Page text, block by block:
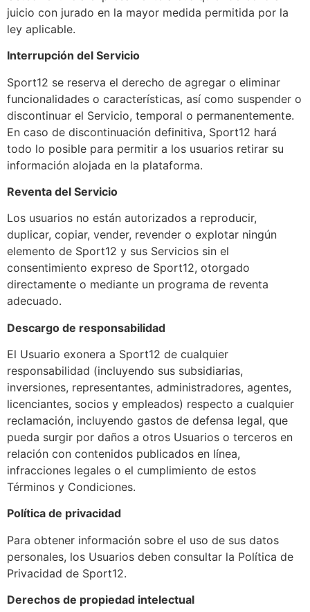
juicio con jurado en la mayor medida permitida por la
ley aplicable.
Interrupción del Servicio
Sport12 se reserva el derecho de agregar o eliminar
funcionalidades o características, así como suspender o
discontinuar el Servicio, temporal o permanentemente.
En caso de discontinuación definitiva, Sport12 hará
todo lo posible para permitir a los usuarios retirar su
información alojada en la plataforma.
Reventa del Servicio
Los usuarios no están autorizados a reproducir,
duplicar, copiar, vender, revender o explotar ningún
elemento de Sport12 y sus Servicios sin el
consentimiento expreso de Sport12, otorgado
directamente o mediante un programa de reventa
adecuado.
Descargo de responsabilidad
El Usuario exonera a Sport12 de cualquier
responsabilidad (incluyendo sus subsidiarias,
inversiones, representantes, administradores, agentes,
licenciantes, socios y empleados) respecto a cualquier
reclamación, incluyendo gastos de defensa legal, que
pueda surgir por daños a otros Usuarios o terceros en
relación con contenidos publicados en línea,
infracciones legales o el cumplimiento de estos
Términos y Condiciones.
Política de privacidad
Para obtener información sobre el uso de sus datos
personales, los Usuarios deben consultar la Política de
Privacidad de Sport12.
Derechos de propiedad intelectual